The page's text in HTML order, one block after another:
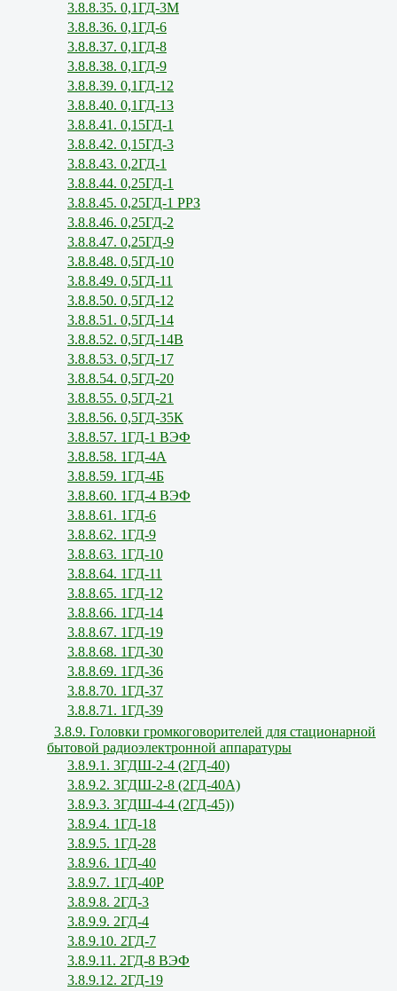
3.8.8.35. 0,1ГД-3М
3.8.8.36. 0,1ГД-6
3.8.8.37. 0,1ГД-8
3.8.8.38. 0,1ГД-9
3.8.8.39. 0,1ГД-12
3.8.8.40. 0,1ГД-13
3.8.8.41. 0,15ГД-1
3.8.8.42. 0,15ГД-3
3.8.8.43. 0,2ГД-1
3.8.8.44. 0,25ГД-1
3.8.8.45. 0,25ГД-1 РРЗ
3.8.8.46. 0,25ГД-2
3.8.8.47. 0,25ГД-9
3.8.8.48. 0,5ГД-10
3.8.8.49. 0,5ГД-11
3.8.8.50. 0,5ГД-12
3.8.8.51. 0,5ГД-14
3.8.8.52. 0,5ГД-14В
3.8.8.53. 0,5ГД-17
3.8.8.54. 0,5ГД-20
3.8.8.55. 0,5ГД-21
3.8.8.56. 0,5ГД-35К
3.8.8.57. 1ГД-1 ВЭФ
3.8.8.58. 1ГД-4А
3.8.8.59. 1ГД-4Б
3.8.8.60. 1ГД-4 ВЭФ
3.8.8.61. 1ГД-6
3.8.8.62. 1ГД-9
3.8.8.63. 1ГД-10
3.8.8.64. 1ГД-11
3.8.8.65. 1ГД-12
3.8.8.66. 1ГД-14
3.8.8.67. 1ГД-19
3.8.8.68. 1ГД-30
3.8.8.69. 1ГД-36
3.8.8.70. 1ГД-37
3.8.8.71. 1ГД-39
3.8.9. Головки громкоговорителей для стационарной
бытовой радиоэлектронной аппаратуры
3.8.9.1. 3ГДШ-2-4 (2ГД-40)
3.8.9.2. 3ГДШ-2-8 (2ГД-40А)
3.8.9.3. 3ГДШ-4-4 (2ГД-45))
3.8.9.4. 1ГД-18
3.8.9.5. 1ГД-28
3.8.9.6. 1ГД-40
3.8.9.7. 1ГД-40Р
3.8.9.8. 2ГД-3
3.8.9.9. 2ГД-4
3.8.9.10. 2ГД-7
3.8.9.11. 2ГД-8 ВЭФ
3.8.9.12. 2ГД-19